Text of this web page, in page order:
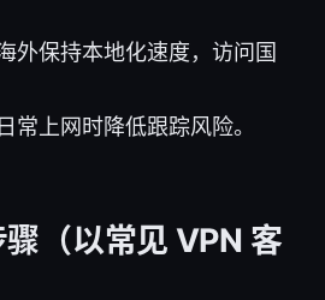
外保持本地化速度，访问国
常上网时降低跟踪风险。
（以常见 VPN 客